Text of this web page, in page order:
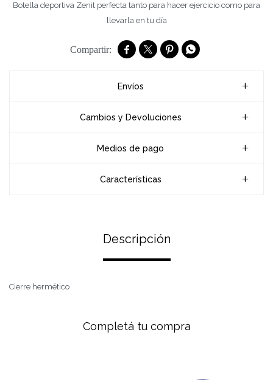
Botella deportiva Zenit perfecta tanto para hacer ejercicio como para
llevarla en tu día
   
Envíos
Cambios y Devoluciones
Medios de pago
Características
Descripción
Cierre hermético
Completá tu compra